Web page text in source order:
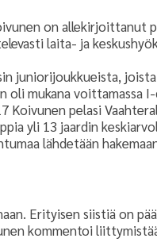
on allekirjoittanut
laita- ja
juniorijoukkueista,
mukana voittamassa
Koivunen pelasi
yli 13 jaardin
lähdetään
Erityisen siistiä on
kommentoi